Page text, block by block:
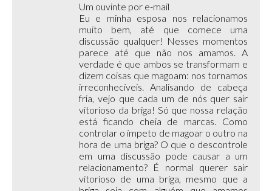
Um ouvinte por e-mail
Eu e minha esposa nos relacionamos
muito bem, até que comece uma
discussão qualquer! Nesses momentos
parece até que não nos amamos. A
verdade é que ambos se transformam e
dizem coisas que magoam: nos tornamos
irreconhecíveis. Analisando de cabeça
fria, vejo que cada um de nós quer sair
vitorioso da briga! Só que nossa relação
está ficando cheia de marcas. Como
controlar o ímpeto de magoar o outro na
hora de uma briga? O que o descontrole
em uma discussão pode causar a um
relacionamento? É normal querer sair
vitorioso de uma briga, mesmo que a